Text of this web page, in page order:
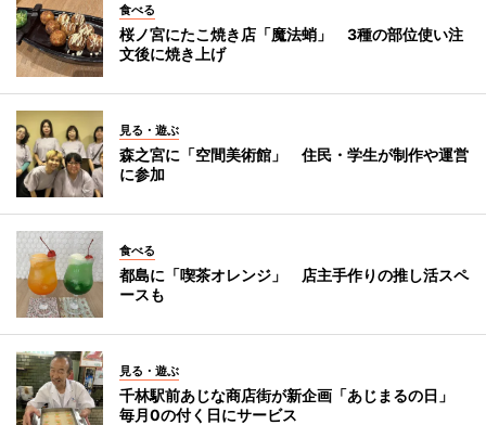
食べる
桜ノ宮にたこ焼き店「魔法蛸」 3種の部位使い注
文後に焼き上げ
見る・遊ぶ
森之宮に「空間美術館」 住民・学生が制作や運営
に参加
食べる
都島に「喫茶オレンジ」 店主手作りの推し活スペ
ースも
見る・遊ぶ
千林駅前あじな商店街が新企画「あじまるの日」
毎月0の付く日にサービス